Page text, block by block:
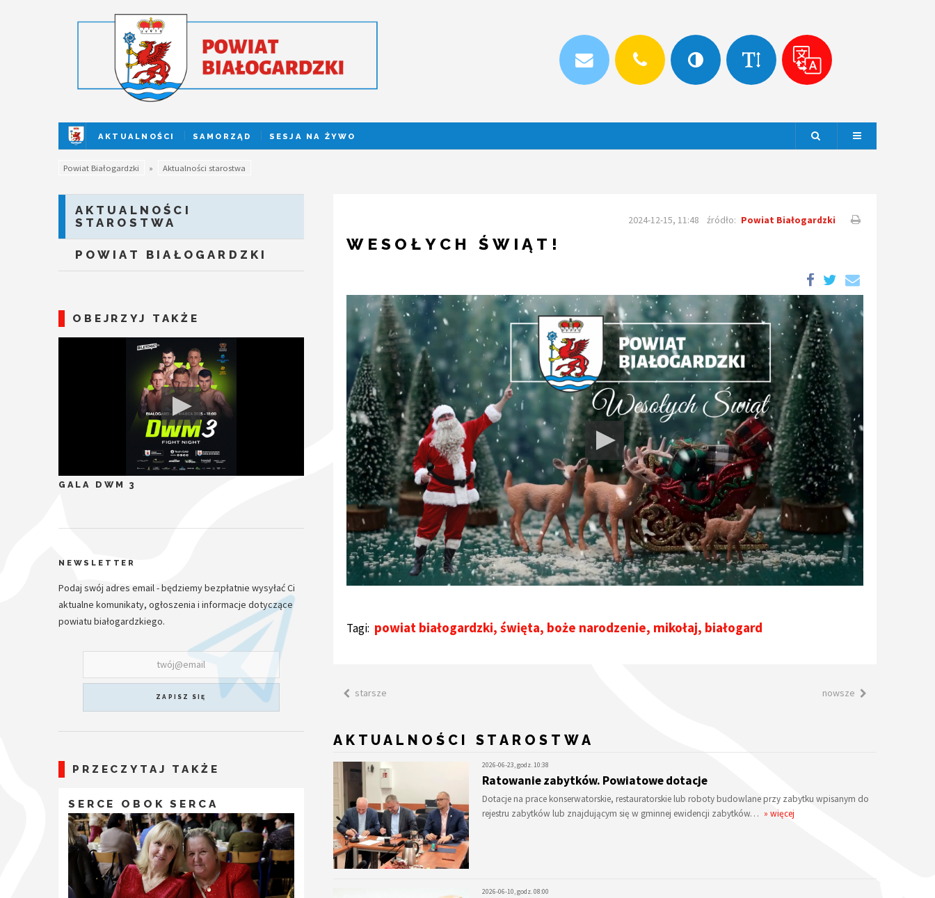
AKTUALNOŚCI SAMORZĄD SESJA NA ŻYWO Szukaj
Powiat Białogardzki » Aktualności starostwa
2024-12-15, 11:48 źródło: Powiat Białogardzki
WESOŁYCH ŚWIĄT!
Tagi: powiat białogardzki,święta, boże narodzenie, mikołaj, białogard
starsze nowsze
AKTUALNOŚCI STAROSTWA
2026-06-23, godz. 10:38
Ratowanie zabytków. Powiatowe dotacje
Dotacje na prace konserwatorskie, restauratorskie lub roboty budowlane przy zabytku wpisanym do
rejestru zabytków lub znajdującym się w gminnej ewidencji zabytków… » więcej
2026-06-10, godz. 08:00
AKTUALNOŚCI
STAROSTWA
POWIAT BIAŁOGARDZKI
OBEJRZYJ TAKŻE
GALA DWM 3
NEWSLETTER
Podaj swój adres email - będziemy bezpłatnie wysyłać Ci
aktualne komunikaty, ogłoszenia i informacje dotyczące
powiatu białogardzkiego.
ZAPISZ SIĘ
PRZECZYTAJ TAKŻE
SERCE OBOK SERCA